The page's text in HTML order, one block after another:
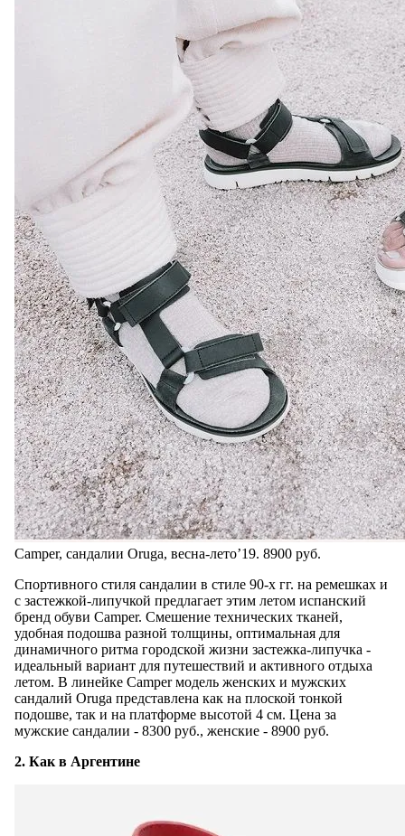
Camper, сандалии Oruga, весна-лето’19. 8900 руб.
Спортивного стиля сандалии в стиле 90-х гг. на ремешках и
с застежкой-липучкой предлагает этим летом испанский
бренд обуви Camper. Смешение технических тканей,
удобная подошва разной толщины, оптимальная для
динамичного ритма городской жизни застежка-липучка -
идеальный вариант для путешествий и активного отдыха
летом. В линейке Camper модель женских и мужских
сандалий Oruga представлена как на плоской тонкой
подошве, так и на платформе высотой 4 см. Цена за
мужские сандалии - 8300 руб., женские - 8900 руб.
2. Как в Аргентине